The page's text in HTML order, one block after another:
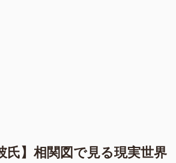
氏】相関図で見る現実世界